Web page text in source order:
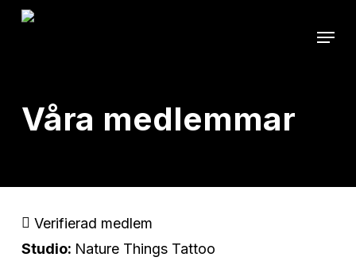
Skip
Menu
Våra medlemmar
Verifierad medlem
Studio: Nature Things Tattoo